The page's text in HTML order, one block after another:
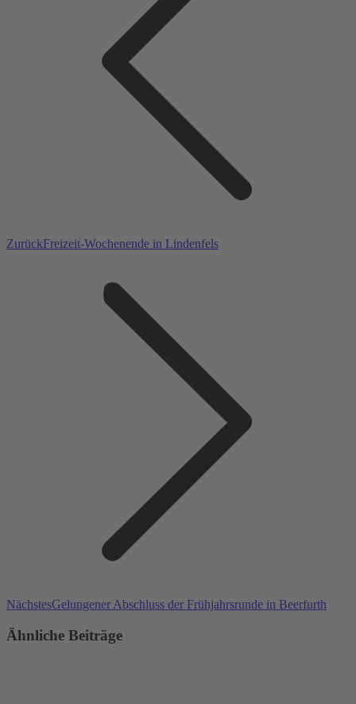
ZurückVorheriger
Freizeit-Wochenende in Lindenfels
NächstesNächster
Gelungener Abschluss der Frühjahrsrunde in Beerfurth
Ähnliche Beiträge